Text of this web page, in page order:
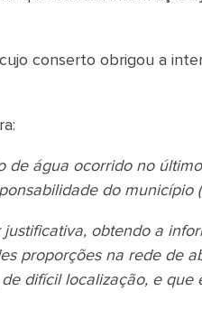
conserto obrigou a
de água ocorrido no
do município
obtendo a
proporções na rede de
difícil localização, e